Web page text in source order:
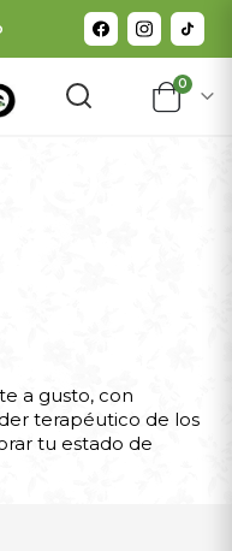
0
a gusto, con
terapéutico de los
tu estado de